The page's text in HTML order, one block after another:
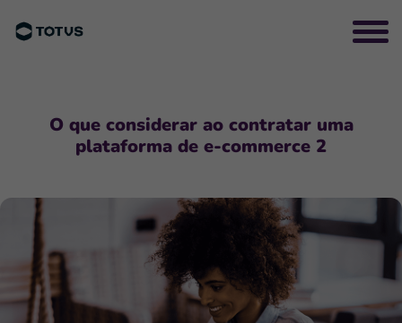
O que considerar ao contratar uma
plataforma de e-commerce 2